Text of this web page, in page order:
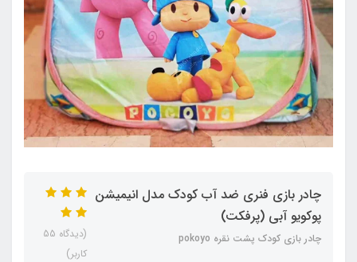
چادر بازی فنری ضد آب کودک مدل انیمیشن
پوکویو آبی (پرفکت)
چادر بازی کودک پشت نقره pokoyo
(دیدگاه 55
کاربر)